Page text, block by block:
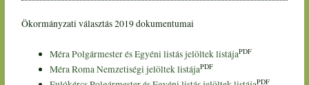
Ökormányzati választás 2019 dokumentumai
Méra Polgármester és Egyéni listás jelöltek listájaPDF
Méra Roma Nemzetiségi jelöltek listájaPDF
PDF